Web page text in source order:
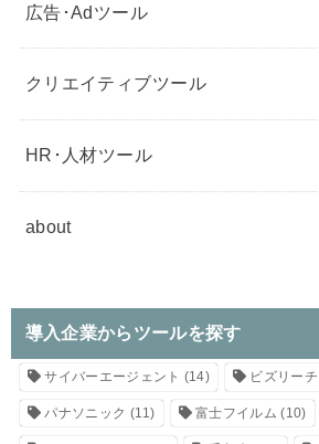
広告･Adツール
クリエイティブツール
HR･人材ツール
about
導入企業からツールを探す
サイバーエージェント (14) ビズリーチ
パナソニック (11) 富士フイルム (10)